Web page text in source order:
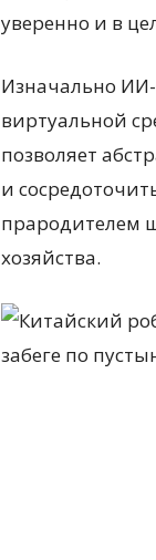
уверенно и в
Изначально
виртуальной
позволяет
и
прародителем
хозяйства.